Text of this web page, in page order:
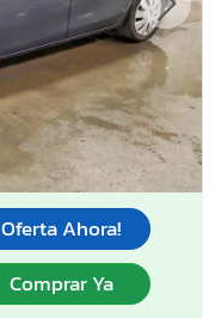
Oferta Ahora!
Comprar Ya